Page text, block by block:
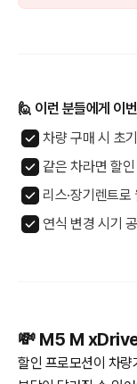
🙋 이런 분들에게 이
차량 구매 시 초
같은 차라면 할
리스·장기렌트
연식 변경 시기
💸 M5 M
할인 프로모션이 차량